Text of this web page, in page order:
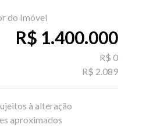
do Imóvel
R$ 1.400.000
R$ 0
R$ 2.089
à alteração
aproximados